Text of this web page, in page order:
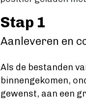
Stap 1
Aanleveren en
Als de bestanden
binnengekomen,
gewenst, aan een